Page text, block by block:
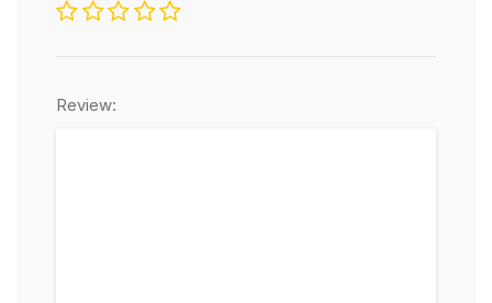
Review: